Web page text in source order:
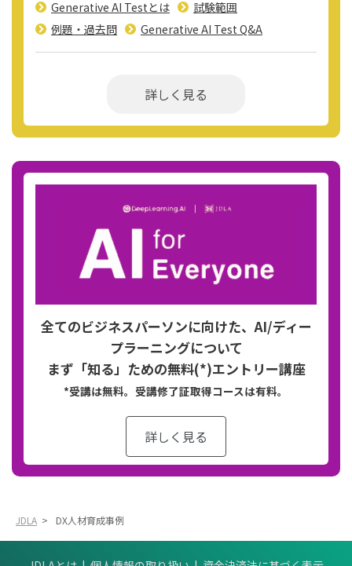
Generative AI Testとは
試験範囲
例題・過去問
Generative AI Test Q&A
詳しく見る
全てのビジネスパーソンに向けた、AI/ディー
プラーニングについて​
まず「知る」ための無料(*)エントリー講座​
*受講は無料。受講修了証取得コースは有料。
詳しく見る
JDLA > DX人材育成事例